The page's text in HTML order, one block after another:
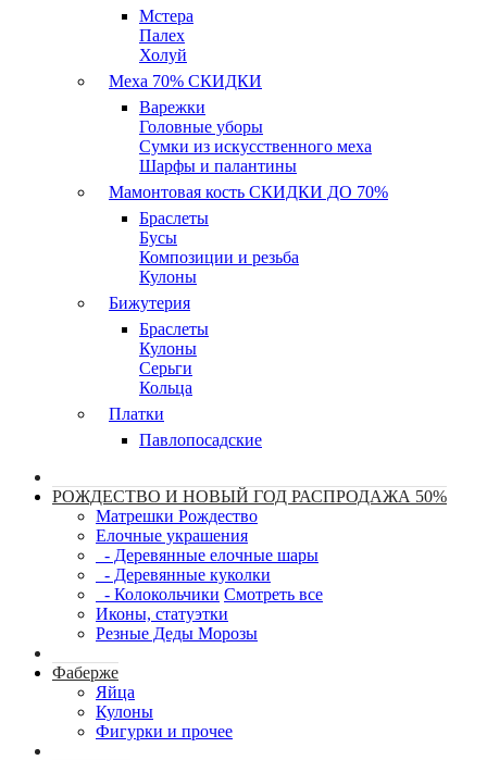
Мстера
Палех
Холуй
Меха 70% СКИДКИ
Варежки
Головные уборы
Сумки из искусственного меха
Шарфы и палантины
Мамонтовая кость СКИДКИ ДО 70%
Браслеты
Бусы
Композиции и резьба
Кулоны
Бижутерия
Браслеты
Кулоны
Серьги
Кольца
Платки
Павлопосадские
РОЖДЕСТВО И НОВЫЙ ГОД РАСПРОДАЖА 50%
Матрешки Рождество
Елочные украшения
- Деревянные елочные шары
- Деревянные куколки
- Колокольчики Смотреть все
Иконы, статуэтки
Резные Деды Морозы
Фаберже
Яйца
Кулоны
Фигурки и прочее